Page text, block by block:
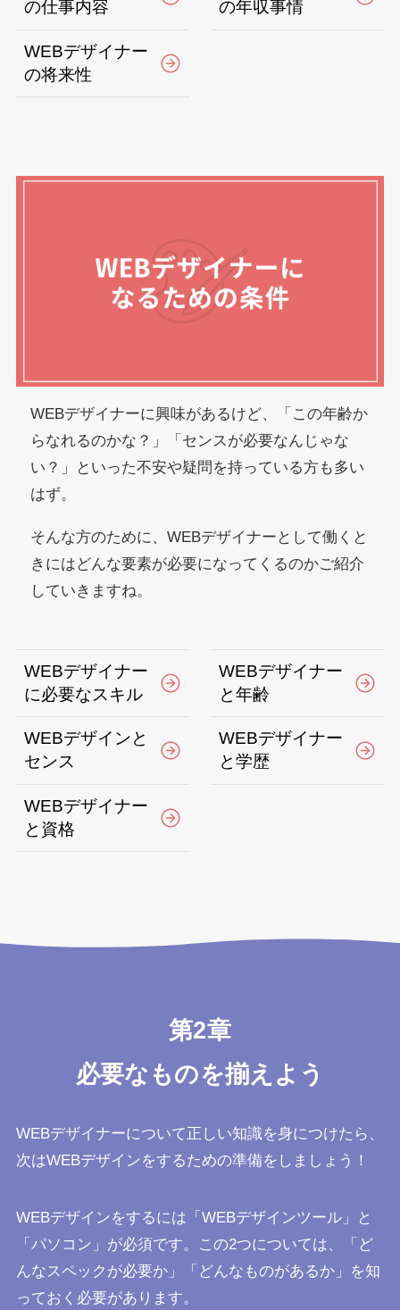
の仕事内容
WEBデザイナー
の将来性
の年収事情
WEBデザイナーに興味があるけど、「この年齢か
らなれるのかな？」「センスが必要なんじゃな
い？」といった不安や疑問を持っている方も多い
はず。
そんな方のために、WEBデザイナーとして働くと
きにはどんな要素が必要になってくるのかご紹介
していきますね。
WEBデザイナー
に必要なスキル
WEBデザインと
センス
WEBデザイナー
と資格
WEBデザイナー
と年齢
WEBデザイナー
と学歴
第2章
必要なものを揃えよう
WEBデザイナーについて正しい知識を身につけたら、
次はWEBデザインをするための準備をしましょう！
WEBデザインをするには「WEBデザインツール」と
「パソコン」が必須です。この2つについては、「ど
んなスペックが必要か」「どんなものがあるか」を知
っておく必要があります。